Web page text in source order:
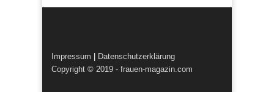
Impressum
Datenschutzerklärung
Copyright © 2019 - frauen-magazin.com